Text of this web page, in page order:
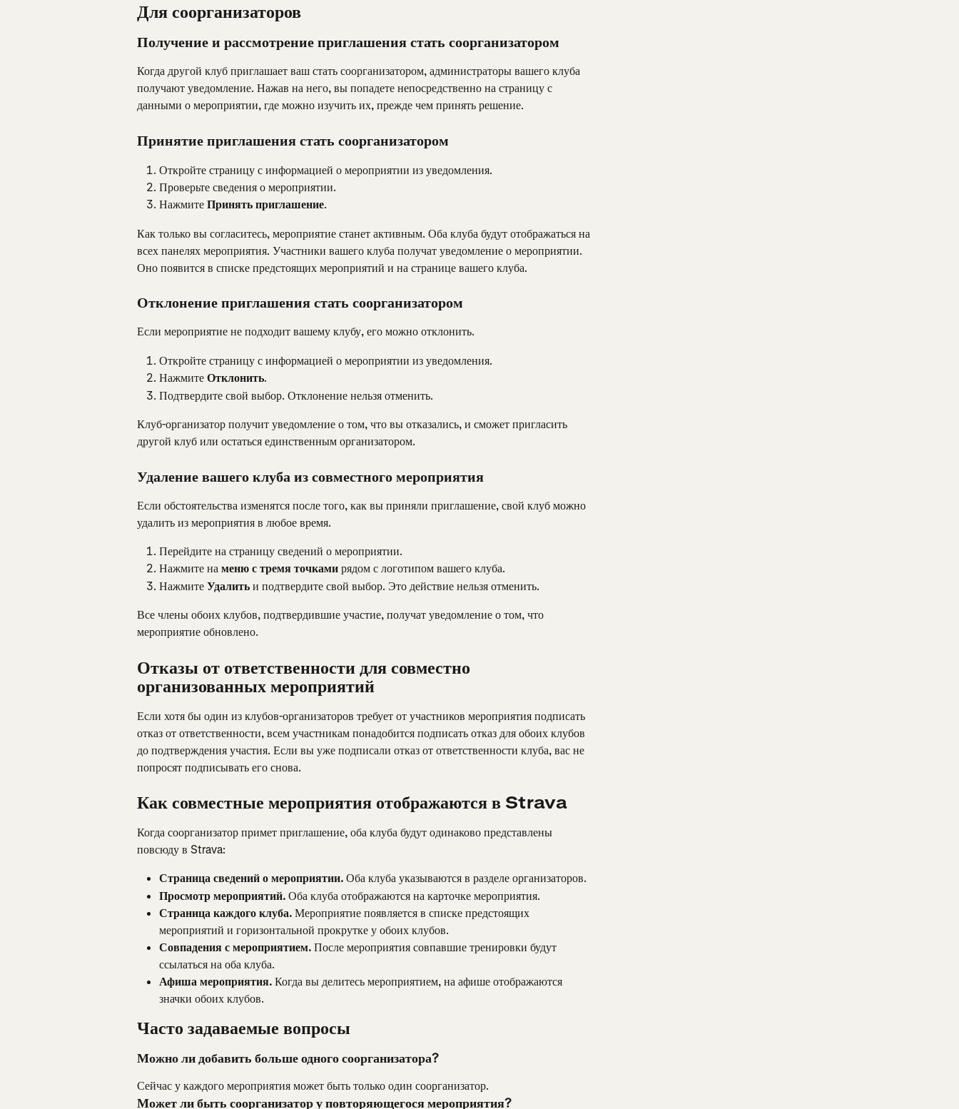
Для соорганизаторов
Получение и рассмотрение приглашения стать соорганизатором
Когда другой клуб приглашает ваш стать соорганизатором, администраторы вашего клуба
получают уведомление. Нажав на него, вы попадете непосредственно на страницу с
данными о мероприятии, где можно изучить их, прежде чем принять решение.
Принятие приглашения стать соорганизатором
Откройте страницу с информацией о мероприятии из уведомления.
Проверьте сведения о мероприятии.
Нажмите Принять приглашение.
Как только вы согласитесь, мероприятие станет активным. Оба клуба будут отображаться на
всех панелях мероприятия. Участники вашего клуба получат уведомление о мероприятии.
Оно появится в списке предстоящих мероприятий и на странице вашего клуба.
Отклонение приглашения стать соорганизатором
Если мероприятие не подходит вашему клубу, его можно отклонить.
Откройте страницу с информацией о мероприятии из уведомления.
Нажмите Отклонить.
Подтвердите свой выбор. Отклонение нельзя отменить.
Клуб-организатор получит уведомление о том, что вы отказались, и сможет пригласить
другой клуб или остаться единственным организатором.
Удаление вашего клуба из совместного мероприятия
Если обстоятельства изменятся после того, как вы приняли приглашение, свой клуб можно
удалить из мероприятия в любое время.
Перейдите на страницу сведений о мероприятии.
Нажмите на меню с тремя точками рядом с логотипом вашего клуба.
Нажмите Удалить и подтвердите свой выбор. Это действие нельзя отменить.
Все члены обоих клубов, подтвердившие участие, получат уведомление о том, что
мероприятие обновлено.
Отказы от ответственности для совместно
организованных мероприятий
Если хотя бы один из клубов-организаторов требует от участников мероприятия подписать
отказ от ответственности, всем участникам понадобится подписать отказ для обоих клубов
до подтверждения участия. Если вы уже подписали отказ от ответственности клуба, вас не
попросят подписывать его снова.
Как совместные мероприятия отображаются в Strava
Когда соорганизатор примет приглашение, оба клуба будут одинаково представлены
повсюду в Strava:
Страница сведений о мероприятии. Оба клуба указываются в разделе организаторов.
Просмотр мероприятий. Оба клуба отображаются на карточке мероприятия.
Страница каждого клуба. Мероприятие появляется в списке предстоящих
мероприятий и горизонтальной прокрутке у обоих клубов.
Совпадения с мероприятием. После мероприятия совпавшие тренировки будут
ссылаться на оба клуба.
Афиша мероприятия. Когда вы делитесь мероприятием, на афише отображаются
значки обоих клубов.
Часто задаваемые вопросы
Можно ли добавить больше одного соорганизатора?
Сейчас у каждого мероприятия может быть только один соорганизатор.
Может ли быть соорганизатор у повторяющегося мероприятия?